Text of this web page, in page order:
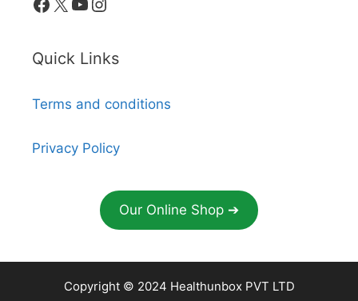
Quick Links
Terms and conditions
Privacy Policy
Our Online Shop ➔
Copyright © 2024 Healthunbox PVT LTD